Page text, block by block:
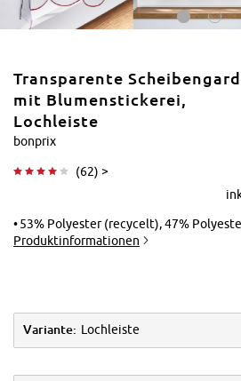
Transparente
mit Blumenstickerei,
Lochleiste
bonprix
(62) >
53% Polyester (recycelt), 47%
Produktinformationen
Variante: Lochleiste